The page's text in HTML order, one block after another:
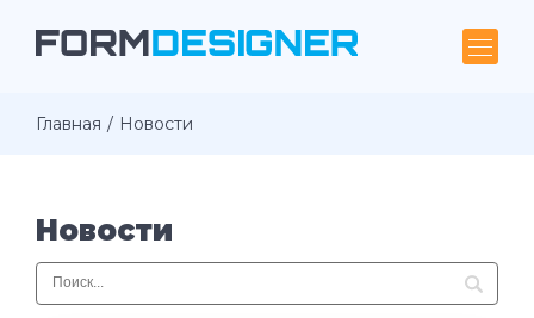
Главная Новости
Новости